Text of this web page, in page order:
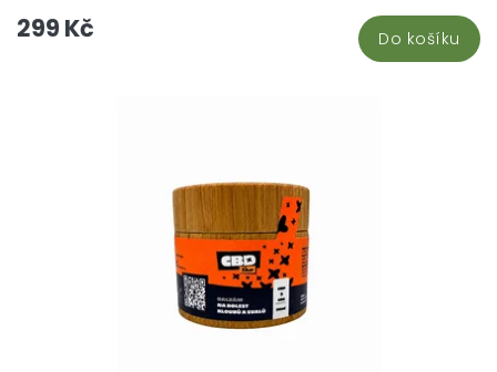
299 Kč Do košíku